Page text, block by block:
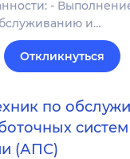
-
и…
Откликнуться
по
(АПС)